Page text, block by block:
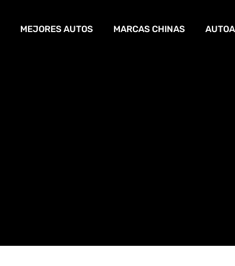
MEJORES AUTOS MARCAS CHINAS